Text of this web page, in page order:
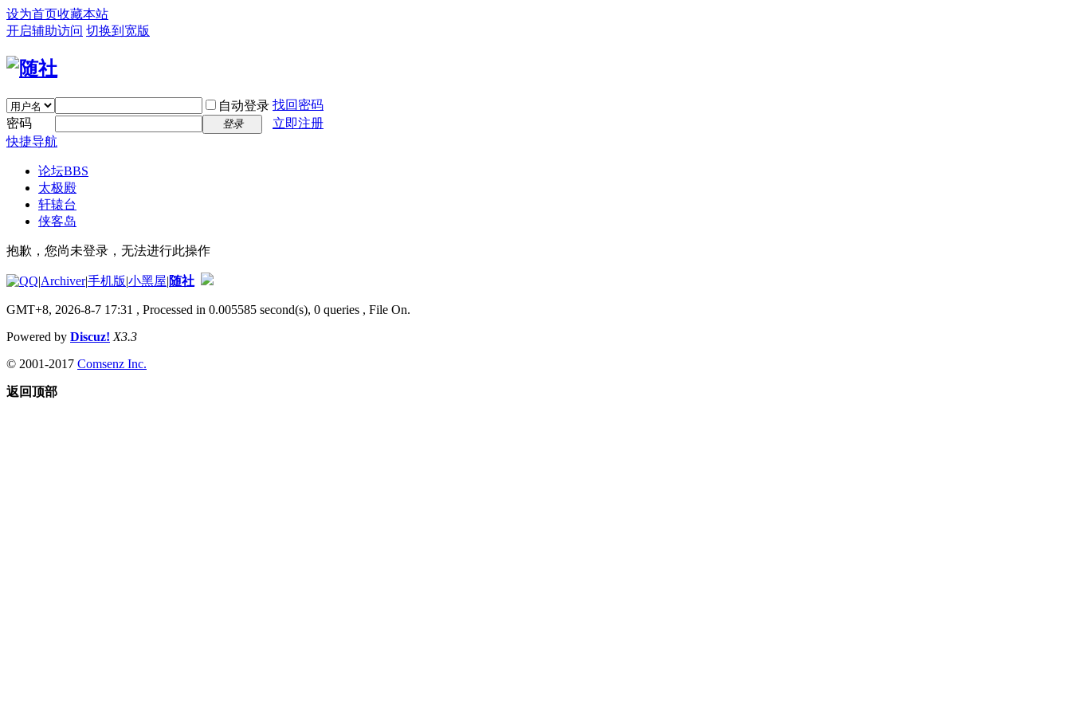
设为首页收藏本站
开启辅助访问 切换到宽版
自动登录 找回密码
密码
登录
立即注册
快捷导航
论坛BBS
太极殿
轩辕台
侠客岛
抱歉，您尚未登录，无法进行此操作
|Archiver|手机版|小黑屋|随社
GMT+8, 2026-8-7 17:31 , Processed in 0.005585 second(s), 0 queries , File On.
Powered by Discuz! X3.3
© 2001-2017 Comsenz Inc.
返回顶部